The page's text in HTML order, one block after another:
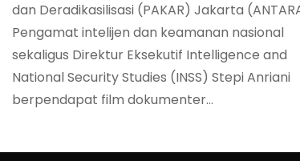
dan Deradikasilisasi (PAKAR) Jakarta
Pengamat intelijen dan keamanan nasional
sekaligus Direktur Eksekutif Intelligence and
National Security Studies (INSS) Stepi Anriani
berpendapat film dokumenter…